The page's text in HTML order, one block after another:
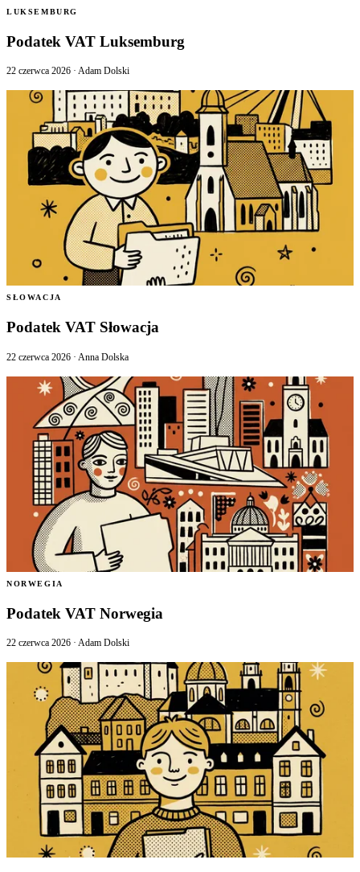
LUKSEMBURG
Podatek VAT Luksemburg
22 czerwca 2026 · Adam Dolski
SŁOWACJA
Podatek VAT Słowacja
22 czerwca 2026 · Anna Dolska
NORWEGIA
Podatek VAT Norwegia
22 czerwca 2026 · Adam Dolski